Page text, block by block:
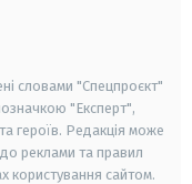
словами "Спецпроєкт"
"Експерт",
героїв. Редакція може
реклами та правил
користування сайтом.